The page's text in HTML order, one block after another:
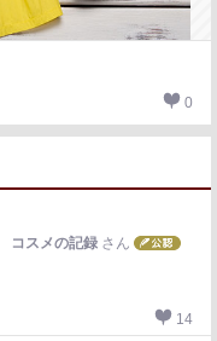
0
コスメの記録 さん
14